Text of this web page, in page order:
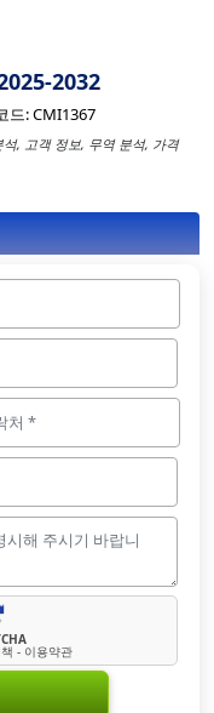
2032
드:CMI1367
, 고객 정보, 무역 분석, 가격
- 이용약관